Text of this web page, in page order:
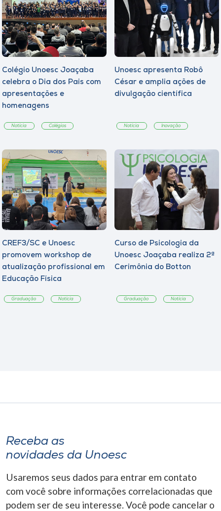
Colégio Unoesc Joaçaba
celebra o Dia dos Pais com
apresentações e
homenagens
Notícia Colégios
Unoesc apresenta Robô
César e amplia ações de
divulgação científica
Notícia Inovação
CREF3/SC e Unoesc
promovem workshop de
atualização profissional em
Educação Física
Graduação Notícia
Curso de Psicologia da
Unoesc Joaçaba realiza 2ª
Cerimônia do Botton
Graduação Notícia
Receba as
novidades da Unoesc
Usaremos seus dados para entrar em contato
com você sobre informações correlacionadas que
podem ser de seu interesse. Você pode cancelar o